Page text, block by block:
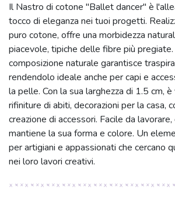
Il Nastro di cotone "Ballet dancer" è
tocco di eleganza nei tuoi progetti.
puro cotone, offre una morbidezza
piacevole, tipiche delle fibre più pregiate.
composizione naturale garantisce
rendendolo ideale anche per capi e
la pelle. Con la sua larghezza di 1.5 cm,
rifiniture di abiti, decorazioni per la casa,
creazione di accessori. Facile da lavorare,
mantiene la sua forma e colore. Un
per artigiani e appassionati che cercano
nei loro lavori creativi.